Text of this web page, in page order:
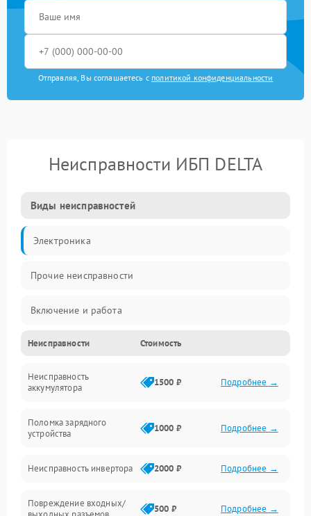
Отправляя, Вы соглашаетесь с политикой конфиденциальности
Неисправности ИБП DELTA
Виды неисправностей
Электроника
Прочие неисправности
Включение и работа
Работа с нагрузкой
Звук и индикация
Неисправности Стоимость
Неисправность
аккумулятора
1500 ₽ Подробнее →
Поломка зарядного
устройства
1000 ₽ Подробнее →
Неисправность инвертора 2000 ₽ Подробнее →
Повреждение входных/
500 ₽ Подробнее →